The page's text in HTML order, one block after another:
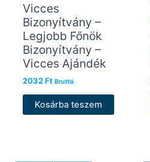
Vicces
Bizonyítvány –
Legjobb Főnök
Bizonyítvány –
Vicces Ajándék
2032Ft Bruttó
Kosárba teszem